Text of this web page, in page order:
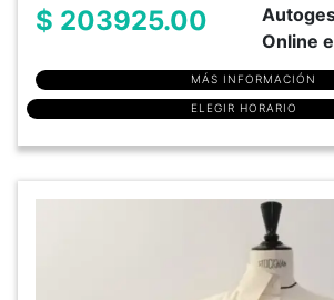
$ 203925.00
Online
MÁS INFORMACIÓN
ELEGIR HORARIO